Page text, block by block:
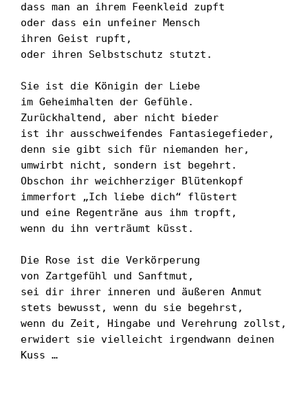
dass man an ihrem Feenkleid zupft
oder dass ein unfeiner Mensch
ihren Geist rupft,
oder ihren Selbstschutz stutzt.
Sie ist die Königin der Liebe
im Geheimhalten der Gefühle.
Zurückhaltend, aber nicht bieder
ist ihr ausschweifendes Fantasiegefieder,
denn sie gibt sich für niemanden her,
umwirbt nicht, sondern ist begehrt.
Obschon ihr weichherziger Blütenkopf
immerfort „Ich liebe dich“ flüstert
und eine Regenträne aus ihm tropft,
wenn du ihn verträumt küsst.
Die Rose ist die Verkörperung
von Zartgefühl und Sanftmut,
sei dir ihrer inneren und äußeren Anmut
stets bewusst, wenn du sie begehrst,
wenn du Zeit, Hingabe und Verehrung zollst,
erwidert sie vielleicht irgendwann deinen
Kuss …